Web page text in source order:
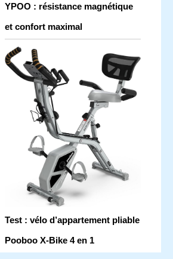
YPOO : résistance magnétique
et confort maximal
Test : vélo d’appartement pliable
Pooboo X-Bike 4 en 1